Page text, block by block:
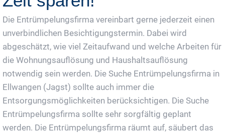
Die Entrümpelungsfirma vereinbart gerne jederzeit einen
unverbindlichen Besichtigungstermin. Dabei wird
abgeschätzt, wie viel Zeitaufwand und welche Arbeiten für
die Wohnungsauflösung und Haushaltsauflösung
notwendig sein werden. Die Suche Entrümpelungsfirma in
Ellwangen (Jagst) sollte auch immer die
Entsorgungsmöglichkeiten berücksichtigen. Die Suche
Entrümpelungsfirma sollte sehr sorgfältig geplant
werden. Die Entrümpelungsfirma räumt auf, säubert das